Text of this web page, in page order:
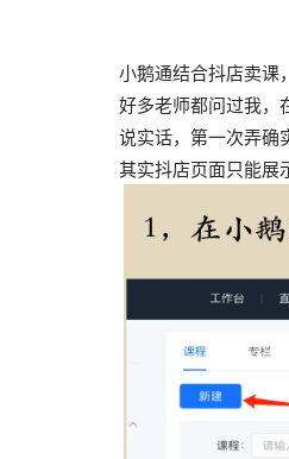
小鹅通结合抖店卖课
好多老师都问过我，
说实话，第一次弄确
其实抖店页面只能展